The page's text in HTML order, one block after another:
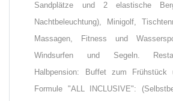
Sandplätze und 2 elastische
Nachtbeleuchtung), Minigolf,
Massagen, Fitness und
Windsurfen und Segeln.
Halbpension: Buffet zum Frühstück
Formule "ALL INCLUSIVE":